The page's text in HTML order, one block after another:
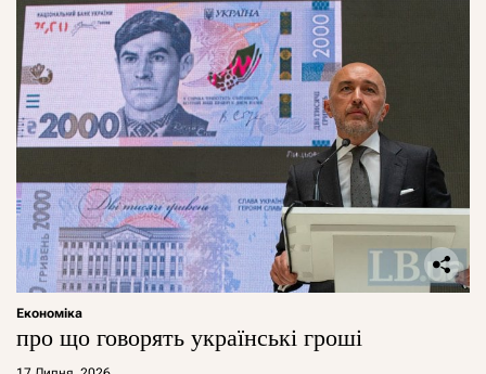
Економіка
про що говорять українські гроші